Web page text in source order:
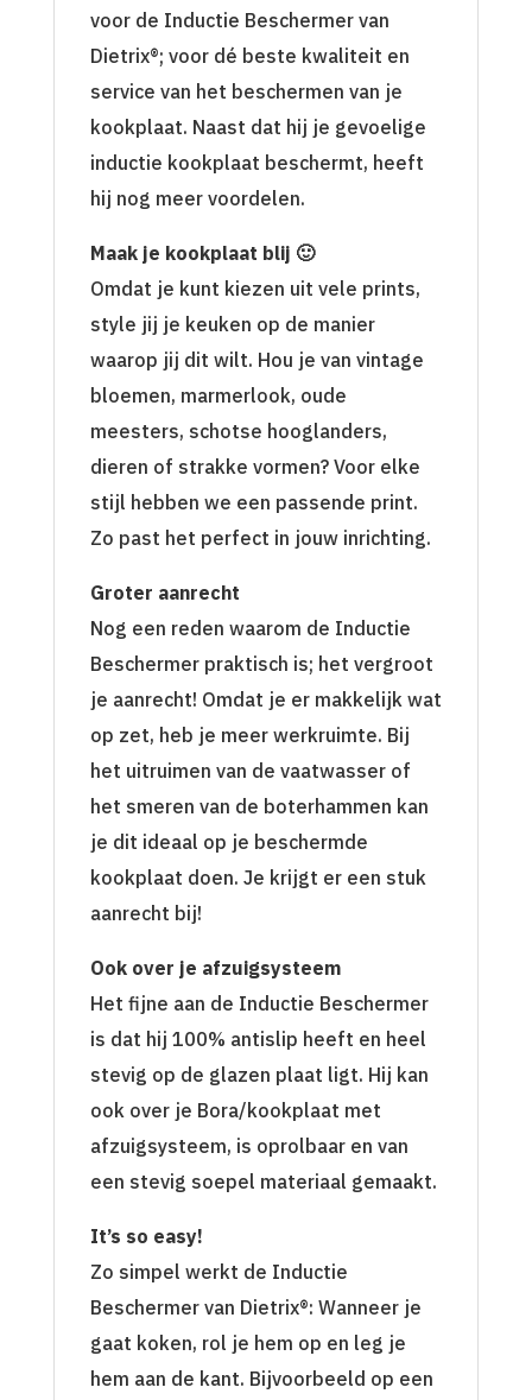
voor de Inductie Beschermer van
Dietrix®; voor dé beste kwaliteit en
service van het beschermen van je
kookplaat. Naast dat hij je gevoelige
inductie kookplaat beschermt, heeft
hij nog meer voordelen.
Maak je kookplaat blij 🙂
Omdat je kunt kiezen uit vele prints,
style jij je keuken op de manier
waarop jij dit wilt. Hou je van vintage
bloemen, marmerlook, oude
meesters, schotse hooglanders,
dieren of strakke vormen? Voor elke
stijl hebben we een passende print.
Zo past het perfect in jouw inrichting.
Groter aanrecht
Nog een reden waarom de Inductie
Beschermer praktisch is; het vergroot
je aanrecht! Omdat je er makkelijk wat
op zet, heb je meer werkruimte. Bij
het uitruimen van de vaatwasser of
het smeren van de boterhammen kan
je dit ideaal op je beschermde
kookplaat doen. Je krijgt er een stuk
aanrecht bij!
Ook over je afzuigsysteem
Het fijne aan de Inductie Beschermer
is dat hij 100% antislip heeft en heel
stevig op de glazen plaat ligt. Hij kan
ook over je Bora/kookplaat met
afzuigsysteem, is oprolbaar en van
een stevig soepel materiaal gemaakt.
It’s so easy!
Zo simpel werkt de Inductie
Beschermer van Dietrix®: Wanneer je
gaat koken, rol je hem op en leg je
hem aan de kant. Bijvoorbeeld op een